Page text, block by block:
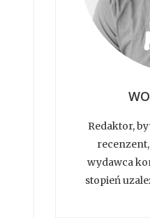
Redaktor,
wydawca
stopień